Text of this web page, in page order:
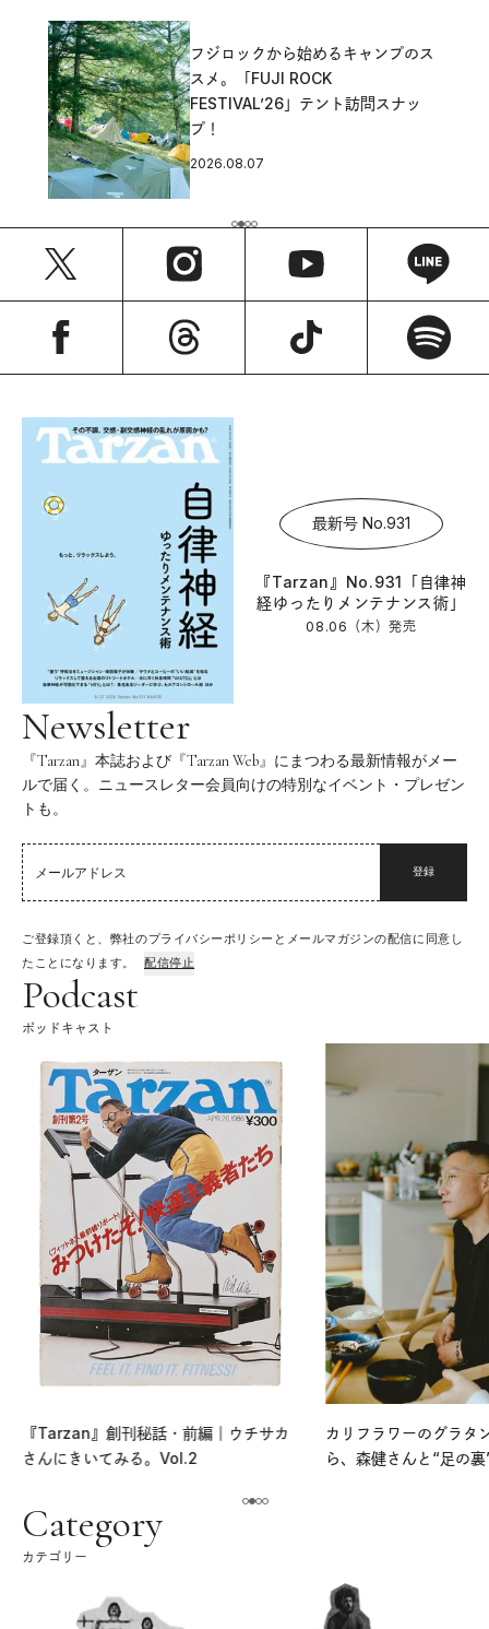
フジロックから始めるキャンプのス
スメ。「FUJI ROCK
FESTIVAL’26」テント訪問スナッ
プ！
2026.08.07
最新号 No.931
『Tarzan』No.931「自律神
経ゆったりメンテナンス術」
08.06（木）発売
Newsletter
『Tarzan』本誌および『Tarzan Web』にまつわる最新情報がメー
ルで届く。ニュースレター会員向けの特別なイベント・プレゼン
トも。
登録
ご登録頂くと、弊社のプライバシーポリシーとメールマガジンの配信に同意し
たことになります。
配信停止
Podcast
ポッドキャスト
『Tarzan』創刊秘話・前編｜ウチサカ
さんにきいてみる。Vol.2
カリフラワーのグラタ
ら、森健さんと“足の
Category
カテゴリー